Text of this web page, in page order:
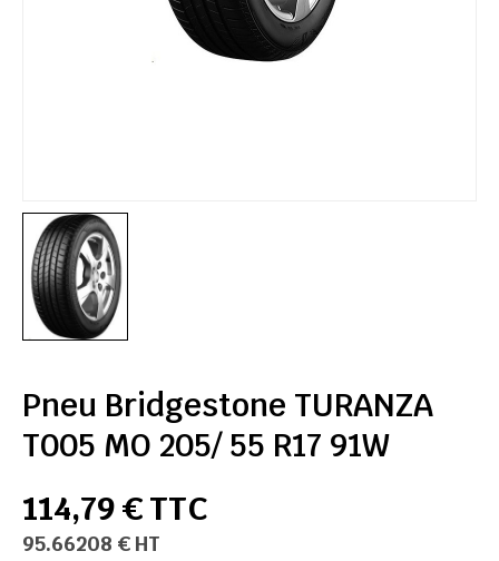
Pneu Bridgestone TURANZA
T005 MO 205/ 55 R17 91W
114,79 € TTC
95.66208 € HT